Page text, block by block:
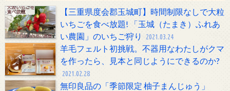
【三重県度会郡玉城町】時間制限なしで大粒
いちごを食べ放題! 「玉城（たまき）ふれあ
い農園」のいちご狩り
2021.03.24
羊毛フェルト初挑戦。不器用なわたしがクマ
を作ったら、見本と同じようにできるのか?
2021.02.28
無印良品の「季節限定 柚子まんじゅう」